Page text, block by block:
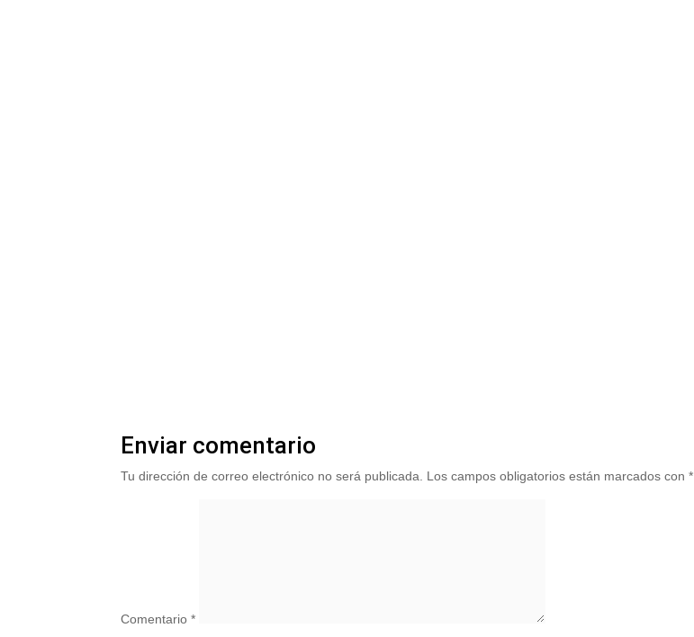
Enviar comentario
Tu dirección de correo electrónico no será publicada. Los campos obligatorios están marcados con*
Comentario*